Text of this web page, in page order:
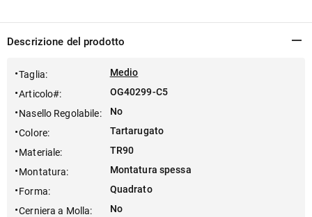
Descrizione del prodotto
Taglia:
Medio
Articolo#:
OG40299-C5
Nasello Regolabile:
No
Colore:
Tartarugato
Materiale:
TR90
Montatura:
Montatura spessa
Forma:
Quadrato
Cerniera a Molla:
No